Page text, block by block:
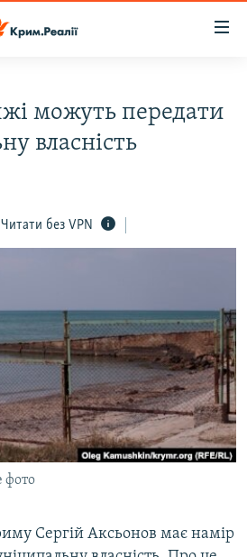
можуть передати
власність
Читати без VPN
фото
Сергій Аксьонов має намір